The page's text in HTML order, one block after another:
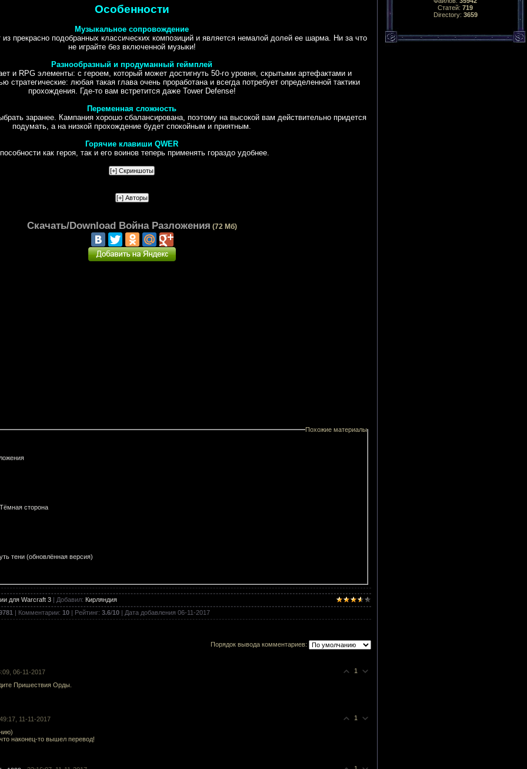
Особенности
Музыкальное сопровождение
из прекрасно подобранных классических композиций и является немалой долей ее шарма. Ни за что
не играйте без включенной музыки!
Разнообразный и продуманный геймплей
и RPG элементы: с героем, который может достигнуть 50-го уровня, скрытыми артефактами и
стратегические: любая такая глава очень проработана и всегда потребует определенной тактики
прохождения. Где-то вам встретится даже Tower Defense!
Переменная сложность
заранее. Кампания хорошо сбалансирована, поэтому на высокой вам действительно придется
подумать, а на низкой прохождение будет спокойным и приятным.
Горячие клавиши QWER
как героя, так и его воинов теперь применять гораздо удобнее.
Скачать/Download Война Разложения (72 Мб)
Похожие материалы
сторона
тени (обновлённая версия)
2
для Warcraft 3 | Добавил: Кирляндия
| Комментарии: 10 | Рейтинг: 3.6/10 | Дата добавления 06-11-2017
Порядок вывода комментариев:
1
06-11-2017
Пришествия Орды.
1
11-11-2017
наконец-то вышел перевод!
Статей: 719
Directory: 3659